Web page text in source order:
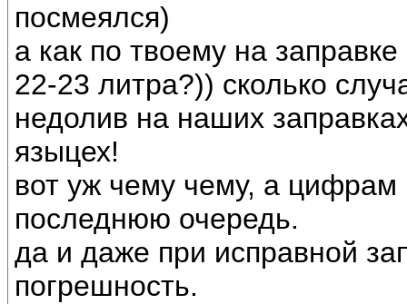
посмеялся)
а как по твоему на
22-23 литра?)) сколько
недолив на наших
языцех!
вот уж чему чему, а цифрам
последнюю очередь.
да и даже при исправной
погрешность.